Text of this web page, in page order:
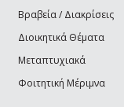
Βραβεία / Διακρίσεις
Διοικητικά Θέματα
Μεταπτυχιακά
Φοιτητική Μέριμνα